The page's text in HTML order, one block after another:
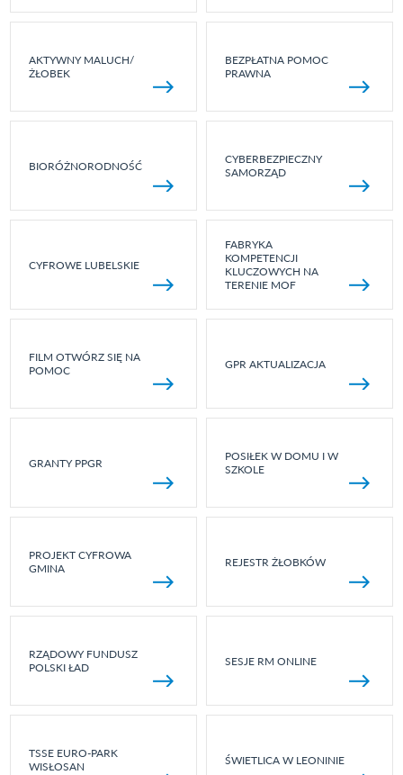
AKTYWNY MALUCH/
ŻŁOBEK
BEZPŁATNA POMOC
PRAWNA
BIORÓŻNORODNOŚĆ
CYBERBEZPIECZNY
SAMORZĄD
CYFROWE LUBELSKIE
FABRYKA
KOMPETENCJI
KLUCZOWYCH NA
TERENIE MOF
FILM OTWÓRZ SIĘ NA
POMOC
GPR AKTUALIZACJA
GRANTY PPGR
POSIŁEK W DOMU I W
SZKOLE
PROJEKT CYFROWA
GMINA
REJESTR ŻŁOBKÓW
RZĄDOWY FUNDUSZ
POLSKI ŁAD
SESJE RM ONLINE
TSSE EURO-PARK
WISŁOSAN
ŚWIETLICA W LEONINIE